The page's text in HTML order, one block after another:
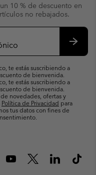
10 % de descuento en
no rebajados.
te estás suscribiendo a
de bienvenida.
te estás suscribiendo a
de bienvenida.
novedades, ofertas y
Política de Privacidad para
tus datos con fines de